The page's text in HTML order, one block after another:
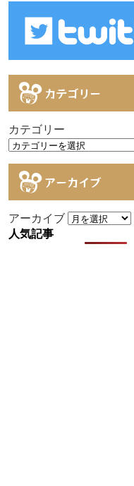
カテゴリー
カテゴリー
アーカイブ
アーカイブ
人気記事